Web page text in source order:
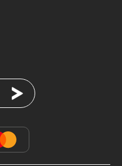
Подписаться